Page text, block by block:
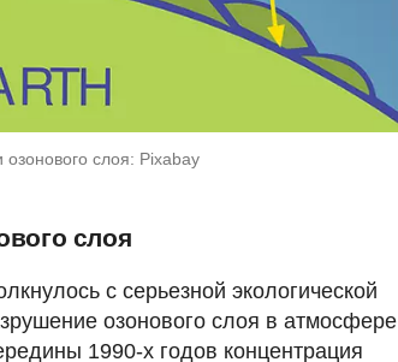
слоя: Pixabay
слоя
с серьезной экологической
озонового слоя в атмосфере
1990-х годов концентрация